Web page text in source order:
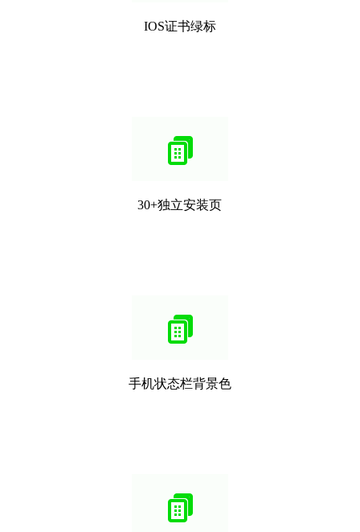
IOS证书绿标
30+独立安装页
手机状态栏背景色